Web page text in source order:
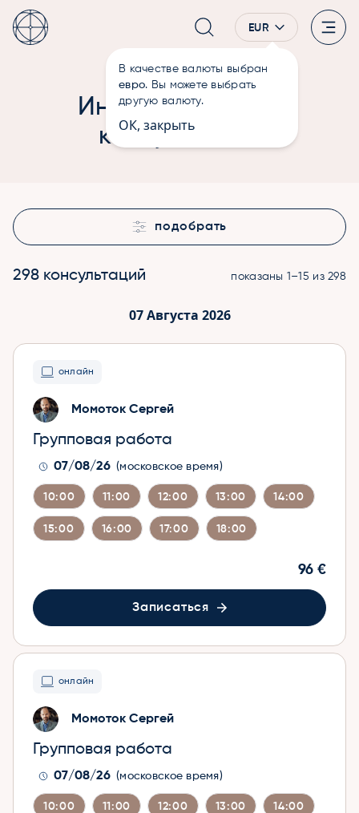
EUR
В качестве валюты выбран
евро. Вы можете выбрать
другую валюту.
ОК, закрыть
Главная — Консультации
Индивидуальные
консультации
подобрать
298 консультаций показаны 1–15 из 298
07 Августа 2026
онлайн
Момоток Сергей
Групповая работа
07/08/26 (московское время)
10:00 11:00 12:00 13:00 14:00
15:00 16:00 17:00 18:00
96 €
Записаться
онлайн
Момоток Сергей
Групповая работа
07/08/26 (московское время)
10:00 11:00 12:00 13:00 14:00